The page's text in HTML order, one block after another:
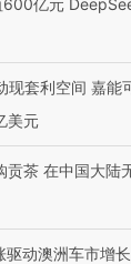
现】寻找100种
生活方式·第三对
600亿元
现套利空间 嘉能
美元
贡茶 在中国大陆
驱动澳洲车市增